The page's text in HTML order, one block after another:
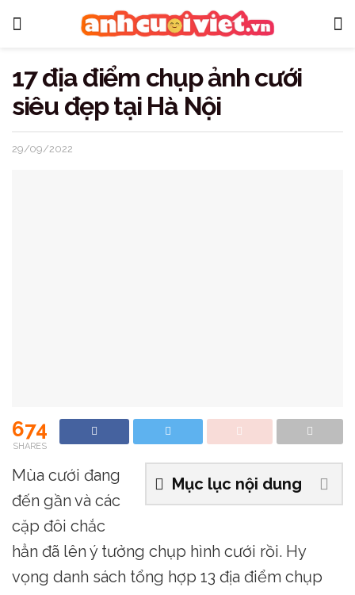
17 địa điểm chụp ảnh cưới
siêu đẹp tại Hà Nội
29/09/2022
674
SHARES
Mục lục nội dung
Mùa cưới đang
đến gần và các
cặp đôi chắc
hẳn đã lên ý tưởng chụp hình cưới rồi. Hy
vọng danh sách tổng hợp 13 địa điểm chụp